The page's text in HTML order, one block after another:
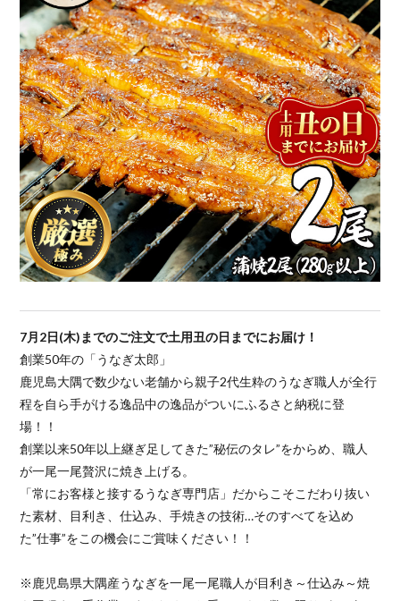
7月2日(木)までのご注文で土用丑の日までにお届け！
創業50年の「うなぎ太郎」
鹿児島大隅で数少ない老舗から親子2代生粋のうなぎ職人が全行
程を自ら手がける逸品中の逸品がついにふるさと納税に登
場！！
創業以来50年以上継ぎ足してきた”秘伝のタレ”をからめ、職人
が一尾一尾贅沢に焼き上げる。
「常にお客様と接するうなぎ専門店」だからこそこだわり抜い
た素材、目利き、仕込み、手焼きの技術…そのすべてを込め
た”仕事”をこの機会にご賞味ください！！
※鹿児島県大隅産うなぎを一尾一尾職人が目利き～仕込み～焼